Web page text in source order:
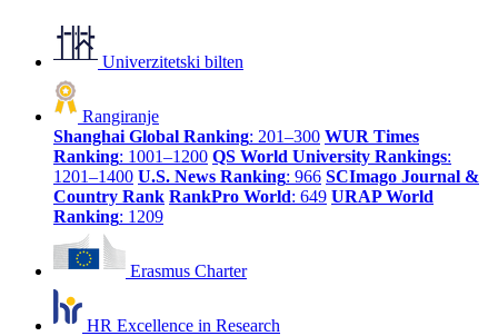
Univerzitetski bilten
Rangiranje
Shanghai Global Ranking: 201–300 WUR Times
Ranking: 1001–1200 QS World University Rankings:
1201–1400 U.S. News Ranking: 966 SCImago Journal &
Country Rank RankPro World: 649 URAP World
Ranking: 1209
Erasmus Charter
HR Excellence in Research